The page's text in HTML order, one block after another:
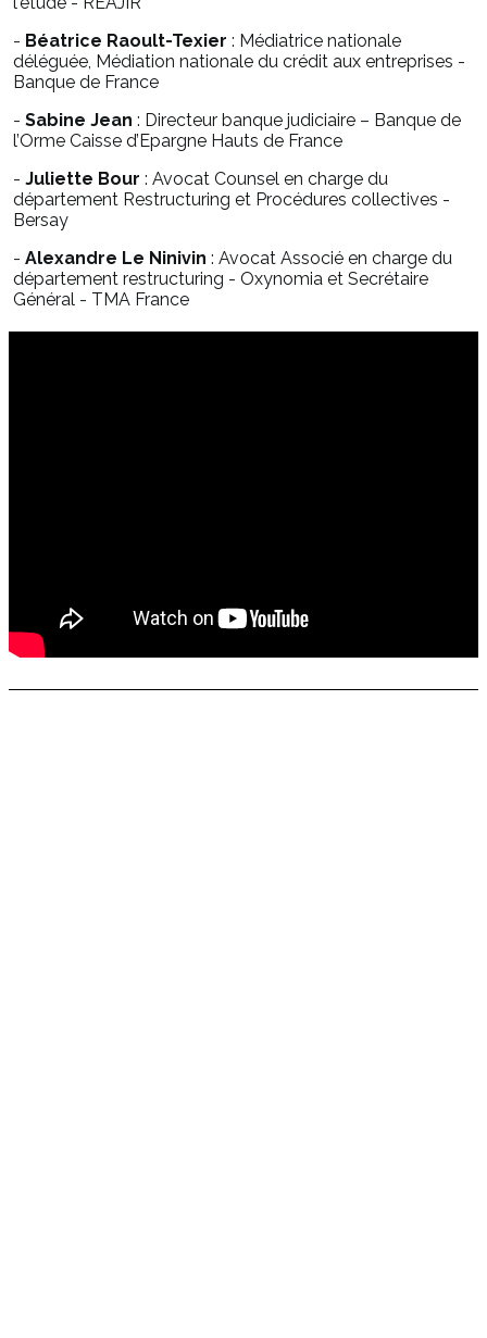
- Béatrice Raoult-Texier : Médiatrice nationale
déléguée, Médiation nationale du crédit aux entreprises -
Banque de France
- Sabine Jean : Directeur banque judiciaire – Banque de
l’Orme Caisse d’Epargne Hauts de France
- Juliette Bour : Avocat Counsel en charge du
département Restructuring et Procédures collectives -
Bersay
- Alexandre Le Ninivin : Avocat Associé en charge du
département restructuring - Oxynomia et Secrétaire
Général - TMA France